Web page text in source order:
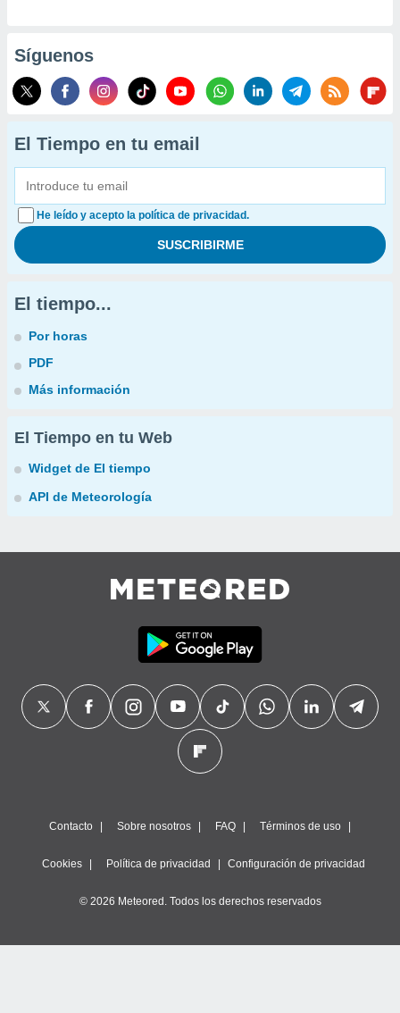
Síguenos
El Tiempo en tu email
He leído y acepto la política de privacidad.
El tiempo...
Por horas
PDF
Más información
El Tiempo en tu Web
Widget de El tiempo
API de Meteorología
Contacto Sobre nosotros FAQ Términos de uso
Cookies Política de privacidad Configuración de privacidad
© 2026 Meteored. Todos los derechos reservados